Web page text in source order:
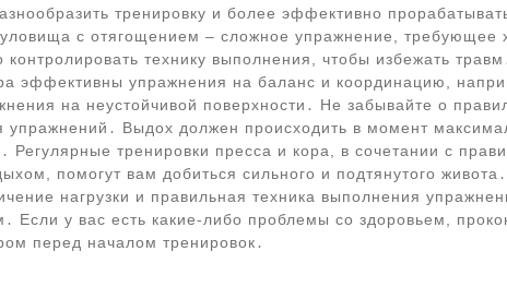
тренировку и более эффективно
с отягощением – сложное упражнение, требующее
контролировать технику выполнения, чтобы избежать
эффективны упражнения на баланс и координацию,
на неустойчивой поверхности․ Не забывайте о
упражнений․ Выдох должен происходить в момент
Регулярные тренировки пресса и кора, в сочетании с
помогут вам добиться сильного и подтянутого
нагрузки и правильная техника выполнения
Если у вас есть какие-либо проблемы со здоровьем,
перед началом тренировок․